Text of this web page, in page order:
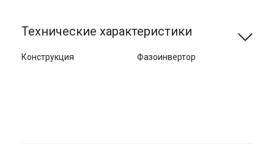
Технические характеристики
Конструкция Фазоинвертор